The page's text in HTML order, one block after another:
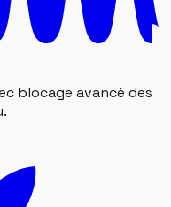
blocage avancé des